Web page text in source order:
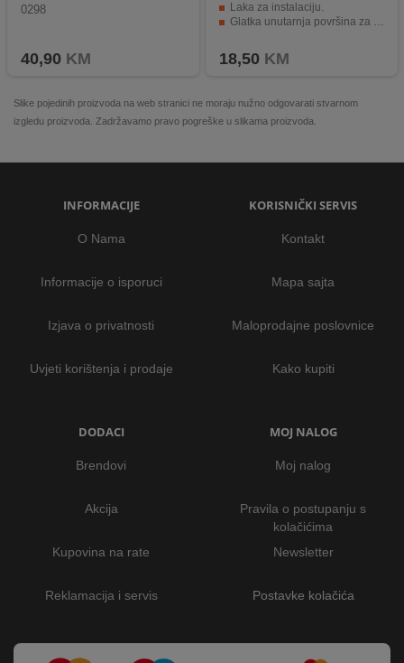
0298
40,90 KM
Laka za instalaciju.
Glatka unutarnja površina za učinkovitu ventilaciju.
18,50 KM
Slike pojedinih proizvoda na web stranici ne moraju nužno odgovarati stvarnom
izgledu proizvoda. Zadržavamo pravo pogreške u slikama proizvoda.
INFORMACIJE
O Nama
Informacije o isporuci
Izjava o privatnosti
Uvjeti korištenja i prodaje
KORISNIČKI SERVIS
Kontakt
Mapa sajta
Maloprodajne poslovnice
Kako kupiti
DODACI
Brendovi
Akcija
Kupovina na rate
Reklamacija i servis
MOJ NALOG
Moj nalog
Pravila o postupanju s
kolačićima
Newsletter
Postavke kolačića